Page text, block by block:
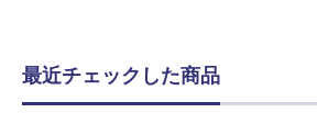
最近チェックした商品